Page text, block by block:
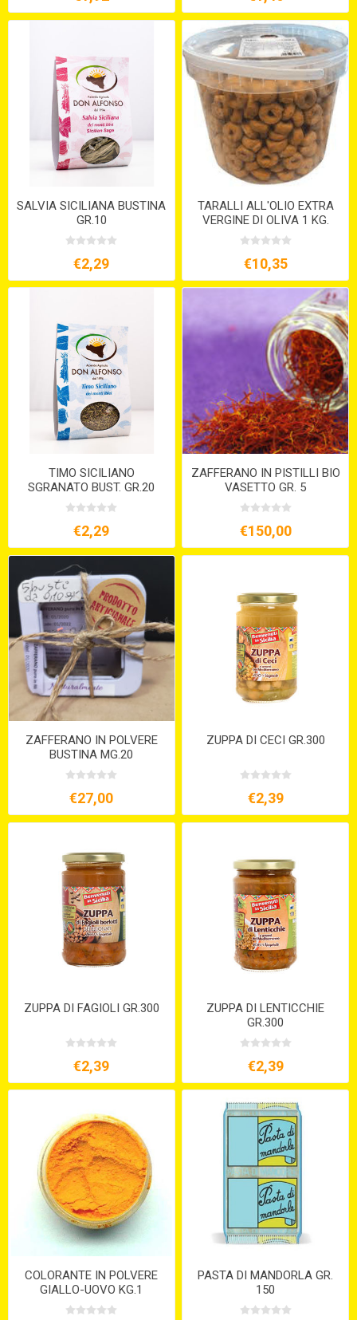
SALVIA SICILIANA BUSTINA
GR.10
€2,29
TARALLI ALL'OLIO EXTRA
VERGINE DI OLIVA 1 KG.
€10,35
TIMO SICILIANO
SGRANATO BUST. GR.20
€2,29
ZAFFERANO IN PISTILLI BIO
VASETTO GR. 5
€150,00
ZAFFERANO IN POLVERE
BUSTINA MG.20
€27,00
ZUPPA DI CECI GR.300
€2,39
ZUPPA DI FAGIOLI GR.300
€2,39
ZUPPA DI LENTICCHIE
GR.300
€2,39
COLORANTE IN POLVERE
GIALLO-UOVO KG.1
PASTA DI MANDORLA GR.
150